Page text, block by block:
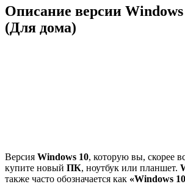
Описание версии
(Для дома)
Версия Windows 10, которую вы, скорее
купите новый ПК, ноутбук или планшет.
также часто обозначается как «Windows